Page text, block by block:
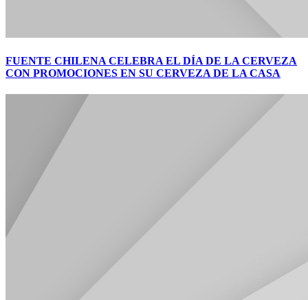
FUENTE CHILENA CELEBRA EL DÍA DE LA CERVEZA
CON PROMOCIONES EN SU CERVEZA DE LA CASA